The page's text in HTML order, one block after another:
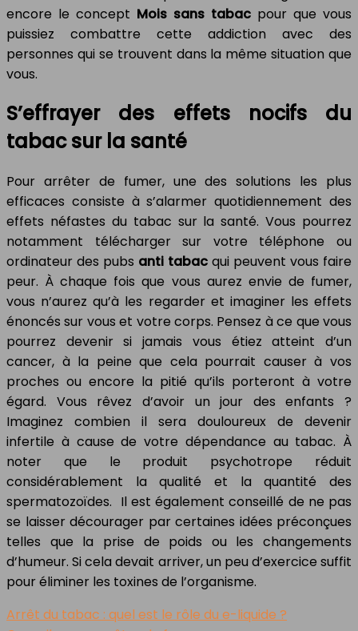
encore le concept Mois sans tabac pour que vous
puissiez combattre cette addiction avec des
personnes qui se trouvent dans la même situation que
vous.
S’effrayer des effets nocifs du
tabac sur la santé
Pour arrêter de fumer, une des solutions les plus
efficaces consiste à s’alarmer quotidiennement des
effets néfastes du tabac sur la santé. Vous pourrez
notamment télécharger sur votre téléphone ou
ordinateur des pubs anti tabac qui peuvent vous faire
peur. À chaque fois que vous aurez envie de fumer,
vous n’aurez qu’à les regarder et imaginer les effets
énoncés sur vous et votre corps. Pensez à ce que vous
pourrez devenir si jamais vous étiez atteint d’un
cancer, à la peine que cela pourrait causer à vos
proches ou encore la pitié qu’ils porteront à votre
égard. Vous rêvez d’avoir un jour des enfants ?
Imaginez combien il sera douloureux de devenir
infertile à cause de votre dépendance au tabac. À
noter que le produit psychotrope réduit
considérablement la qualité et la quantité des
spermatozoïdes. Il est également conseillé de ne pas
se laisser décourager par certaines idées préconçues
telles que la prise de poids ou les changements
d’humeur. Si cela devait arriver, un peu d’exercice suffit
pour éliminer les toxines de l’organisme.
Arrêt du tabac : quel est le rôle du e-liquide ?